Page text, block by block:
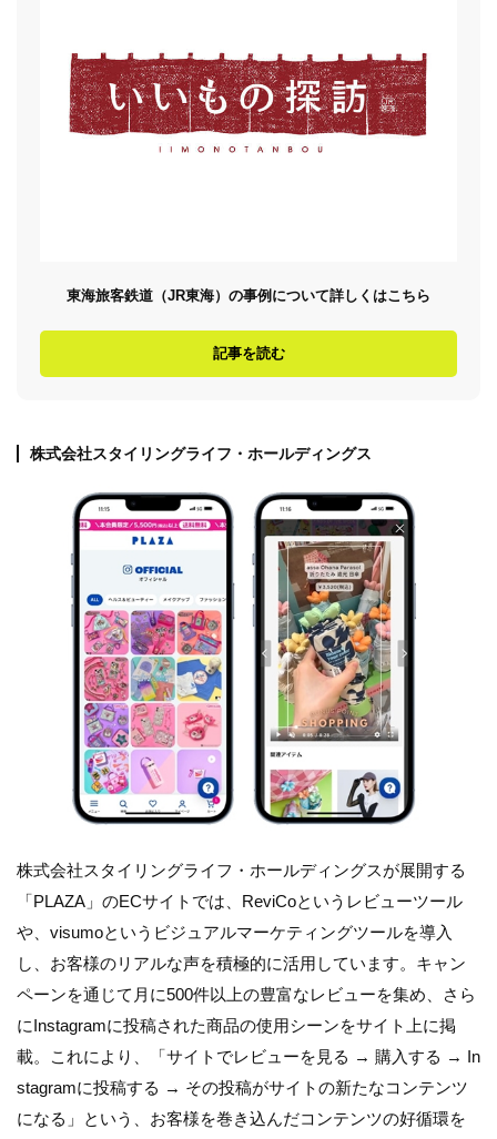
東海旅客鉄道（JR東海）の事例について詳しくはこちら
記事を読む
株式会社スタイリングライフ・ホールディングス
株式会社スタイリングライフ・ホールディングスが展開する
「PLAZA」のECサイトでは、ReviCoというレビューツール
や、visumoというビジュアルマーケティングツールを導入
し、お客様のリアルな声を積極的に活用しています。キャン
ペーンを通じて月に500件以上の豊富なレビューを集め、さら
にInstagramに投稿された商品の使用シーンをサイト上に掲
載。これにより、「サイトでレビューを見る → 購入する → In
stagramに投稿する → その投稿がサイトの新たなコンテンツ
になる」という、お客様を巻き込んだコンテンツの好循環を